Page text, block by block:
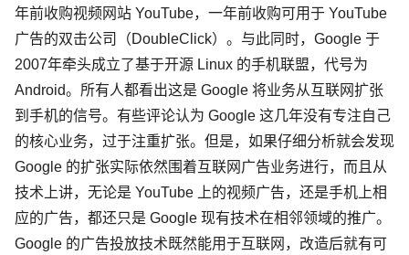
年前收购视频网站 YouTube，一年前收购可用于 YouTube
广告的双击公司（DoubleClick）。与此同时，Google 于
2007年牵头成立了基于开源 Linux 的手机联盟，代号为
Android。所有人都看出这是 Google 将业务从互联网扩张
到手机的信号。有些评论认为 Google 这几年没有专注自己
的核心业务，过于注重扩张。但是，如果仔细分析就会发现
Google 的扩张实际依然围着互联网广告业务进行，而且从
技术上讲，无论是 YouTube 上的视频广告，还是手机上相
应的广告，都还只是 Google 现有技术在相邻领域的推广。
Google 的广告投放技术既然能用于互联网，改造后就有可